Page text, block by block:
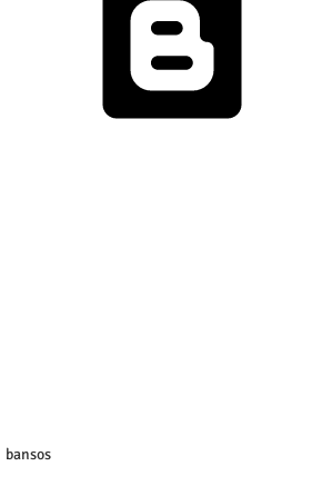
bansos